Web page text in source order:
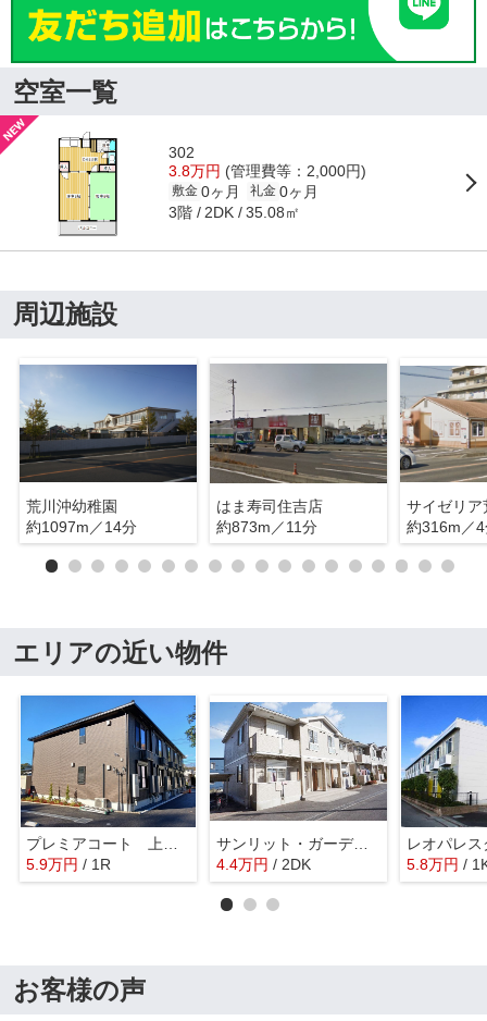
空室一覧
302
3.8万円 (管理費等：2,000円)
敷金 0ヶ月 礼金 0ヶ月
3階 2DK 35.08㎡
周辺施設
荒川沖幼稚園
約1097m／14分
はま寿司住吉店
約873m／11分
サイゼリア
約316m／
エリアの近い物件
5.9万円 / 1R
サンリット・ガーデンＡ
4.4万円 / 2DK 5.8万円 /
お客様の声